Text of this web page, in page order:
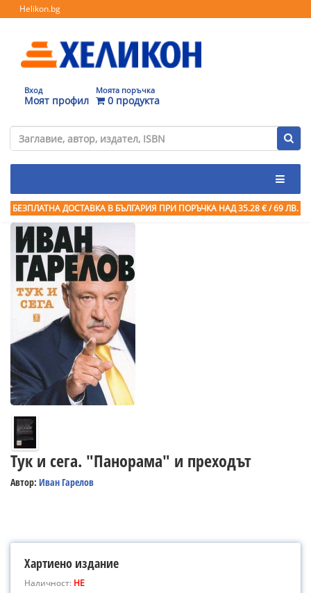
Helikon.bg
Вход
Моят профил
Моята поръчка
0 продукта
БЕЗПЛАТНА ДОСТАВКА В БЪЛГАРИЯ ПРИ ПОРЪЧКА НАД 35.28 € / 69 ЛВ.
Тук и сега. "Панорама" и преходът
Автор: Иван Гарелов
Хартиено издание
Наличност: НЕ